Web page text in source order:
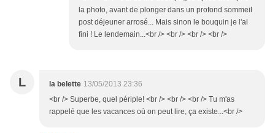
la photo, avant de plonger dans un profond sommeil
post déjeuner arrosé... Mais sinon le bouquin je l'ai
fini ! Le lendemain...<br /> <br /> <br /> <br />
L la belette 13/05/2013 23:36
<br /> Superbe, quel périple! <br /> <br /> <br /> Tu m'as
rappelé que les vacances où on peut lire, ça existe...<br />